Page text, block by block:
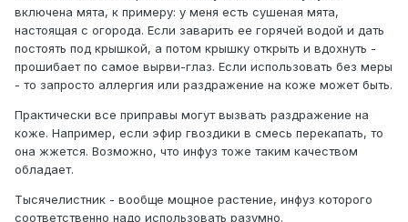
включена мята, к примеру: у меня есть сушеная мята,
настоящая с огорода. Если заварить ее горячей водой и дать
постоять под крышкой, а потом крышку открыть и вдохнуть -
прошибает по самое вырви-глаз. Если использовать без меры
- то запросто аллергия или раздражение на коже может быть.
Практически все приправы могут вызвать раздражение на
коже. Например, если эфир гвоздики в смесь перекапать, то
она жжется. Возможно, что инфуз тоже таким качеством
обладает.
Тысячелистник - вообще мощное растение, инфуз которого
соответственно надо использовать разумно.